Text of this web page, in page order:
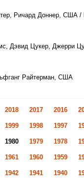
Ричард Доннер, США /
Дэвид Цукер, Джерри
Райтерман, США
2018 2017 2016
1999 1998 1997
1980 1979 1978
1961 1960 1959
1942 1941 1940